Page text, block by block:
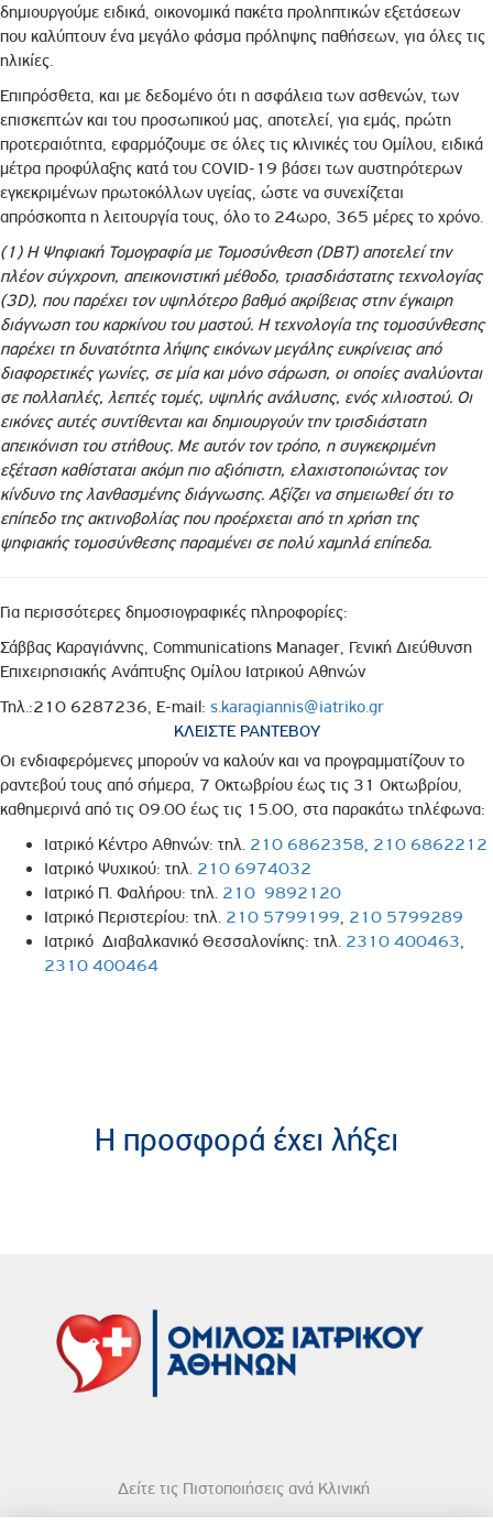
δημιουργούμε ειδικά, οικονομικά πακέτα προληπτικών εξετάσεων
που καλύπτουν ένα μεγάλο φάσμα πρόληψης παθήσεων, για όλες τις
ηλικίες.
Επιπρόσθετα, και με δεδομένο ότι η ασφάλεια των ασθενών, των
επισκεπτών και του προσωπικού μας, αποτελεί, για εμάς, πρώτη
προτεραιότητα, εφαρμόζουμε σε όλες τις κλινικές του Ομίλου, ειδικά
μέτρα προφύλαξης κατά του CΟVID-19 βάσει των αυστηρότερων
εγκεκριμένων πρωτοκόλλων υγείας, ώστε να συνεχίζεται
απρόσκοπτα η λειτουργία τους, όλο το 24ωρο, 365 μέρες το χρόνο.
(1) Η Ψηφιακή Τομογραφία με Τομοσύνθεση (DBT) αποτελεί την
πλέον σύγχρονη, απεικονιστική μέθοδο, τριασδιάστατης τεχνολογίας
(3D), που παρέχει τον υψηλότερο βαθμό ακρίβειας στην έγκαιρη
διάγνωση του καρκίνου του μαστού. Η τεχνολογία της τομοσύνθεσης
παρέχει τη δυνατότητα λήψης εικόνων μεγάλης ευκρίνειας από
διαφορετικές γωνίες, σε μία και μόνο σάρωση, οι οποίες αναλύονται
σε πολλαπλές, λεπτές τομές, υψηλής ανάλυσης, ενός χιλιοστού. Οι
εικόνες αυτές συντίθενται και δημιουργούν την τρισδιάστατη
απεικόνιση του στήθους. Με αυτόν τον τρόπο, η συγκεκριμένη
εξέταση καθίσταται ακόμη πιο αξιόπιστη, ελαχιστοποιώντας τον
κίνδυνο της λανθασμένης διάγνωσης. Αξίζει να σημειωθεί ότι το
επίπεδο της ακτινοβολίας που προέρχεται από τη χρήση της
ψηφιακής τομοσύνθεσης παραμένει σε πολύ χαμηλά επίπεδα.
Για περισσότερες δημοσιογραφικές πληροφορίες:
Σάββας Καραγιάννης, Communications Manager, Γενική Διεύθυνση
Επιχειρησιακής Ανάπτυξης Ομίλου Ιατρικού Αθηνών
Τηλ.:210 6287236, E-mail: s.karagiannis@iatriko.gr
ΚΛΕΙΣΤΕ ΡΑΝΤΕΒΟΥ
Οι ενδιαφερόμενες μπορούν να καλούν και να προγραμματίζουν το
ραντεβού τους από σήμερα, 7 Οκτωβρίου έως τις 31 Οκτωβρίου,
καθημερινά από τις 09.00 έως τις 15.00, στα παρακάτω τηλέφωνα:
Ιατρικό Κέντρο Αθηνών: τηλ. 210 6862358, 210 6862212
Ιατρικό Ψυχικού: τηλ. 210 6974032
Ιατρικό Π. Φαλήρου: τηλ. 210 9892120
Ιατρικό Περιστερίου: τηλ. 210 5799199, 210 5799289
Ιατρικό Διαβαλκανικό Θεσσαλονίκης: τηλ. 2310 400463,
2310 400464
H προσφορά έχει λήξει
Δείτε τις Πιστοποιήσεις ανά Κλινική